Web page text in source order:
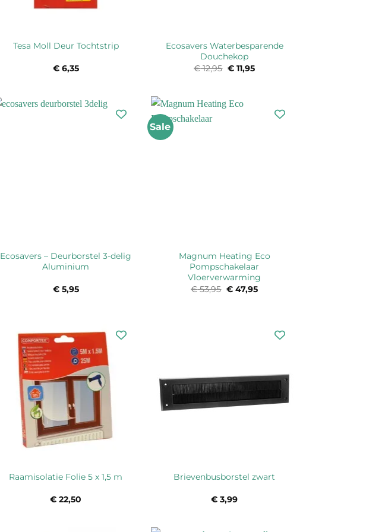
Tesa Moll Deur Tochtstrip
€6,35
Ecosavers Waterbesparende
Douchekop
€12,95 Oorspronkelijke
prijs
€11,95Huidige
Ecosavers – Deurborstel 3-delig
Aluminium
€5,95
Sale
Magnum Heating Eco
Pompschakelaar
Vloerverwarming
€53,95 Oorspronkelijke
€47,95Huidige
Raamisolatie Folie 5 x 1,5 m
€ 22,50
Brievenbusborstel zwart
€ 3,99